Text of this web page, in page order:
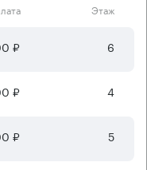
Этаж
₽ 6
₽ 4
₽ 5